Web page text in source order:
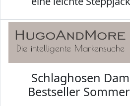
Schlaghosen
Bestseller